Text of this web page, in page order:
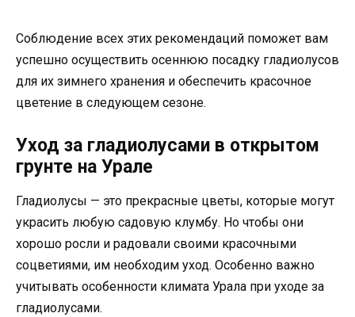
Соблюдение всех этих рекомендаций поможет вам
успешно осуществить осеннюю посадку гладиолусов
для их зимнего хранения и обеспечить красочное
цветение в следующем сезоне.
Уход за гладиолусами в открытом
грунте на Урале
Гладиолусы — это прекрасные цветы, которые могут
украсить любую садовую клумбу. Но чтобы они
хорошо росли и радовали своими красочными
соцветиями, им необходим уход. Особенно важно
учитывать особенности климата Урала при уходе за
гладиолусами.